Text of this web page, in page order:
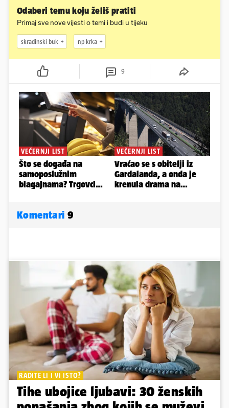
Odaberi temu koju želiš pratiti
Primaj sve nove vijesti o temi i budi u tijeku
skradinski buk np krka
9
Komentari 9
RADITE LI I VI ISTO?
Tihe ubojice ljubavi: 30 ženskih